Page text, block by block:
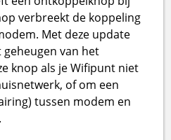
verbreekt de koppeling
Met deze update
van het
knop als je Wifipunt niet
of om een
tussen modem en